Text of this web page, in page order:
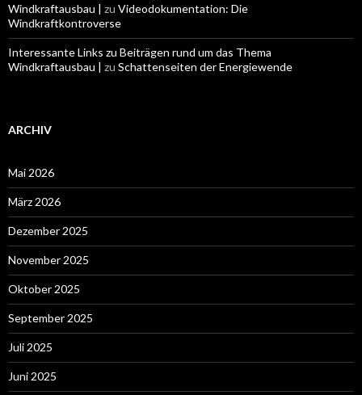
Windkraftausbau | zu Videodokumentation: Die
Windkraftkontroverse
Interessante Links zu Beiträgen rund um das Thema
Windkraftausbau | zu Schattenseiten der Energiewende
ARCHIV
Mai 2026
März 2026
Dezember 2025
November 2025
Oktober 2025
September 2025
Juli 2025
Juni 2025